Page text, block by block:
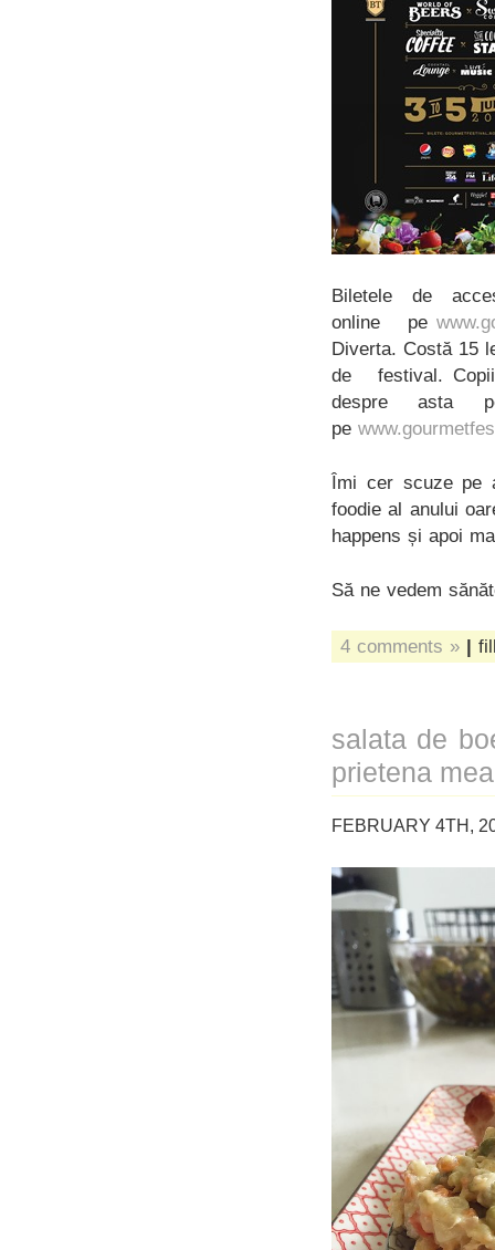
Biletele de
online pe
Diverta. Costă 15
de festival.
despre
pe
Îmi cer scuze pe
foodie al anului
happens și apoi
Să ne vedem
4 comments » |
salata de
prietena mea
FEBRUARY 4TH,